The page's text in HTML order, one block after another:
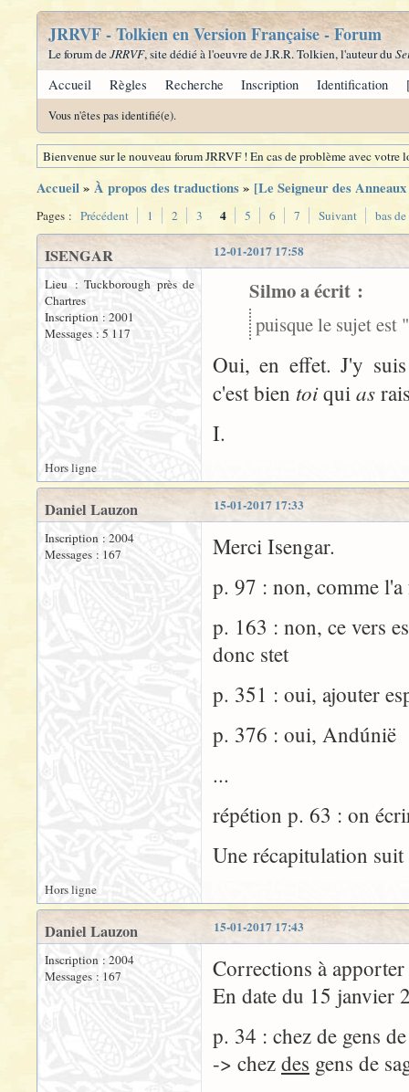
JRRVF - Tolkien en Version Française - Forum
Le forum deJRRVF, site dédié à l'oeuvre de J.R.R. Tolkien, l'auteur du
Accueil Règles Recherche Inscription Identification
Vous n'êtes pas identifié(e).
Bienvenue sur le nouveau forum JRRVF ! En cas de problème avec
Accueil» À propos des traductions» [Le Seigneur des
Pages : Précédent 1 2 3 4 5 6 7 Suivant bas
12-01-2017 17:58
ISENGAR
Lieu : Tuckborough près de
Chartres
Inscription : 2001
Messages : 5 117
Silmo a écrit :
puisque le sujet est
Oui, en effet. J'y suis
c'est bien toiqui as
I.
Hors ligne
15-01-2017 17:33
Daniel Lauzon
Inscription : 2004
Messages : 167
Merci Isengar.
p. 97 : non, comme
p. 163 : non, ce vers
donc stet
p. 351 : oui, ajouter
p. 376 : oui, Andúnië
...
répétion p. 63 : on
Une récapitulation
Hors ligne
15-01-2017 17:43
Daniel Lauzon
Inscription : 2004
Messages : 167
Corrections à
En date du 15 janvier
p. 34 : chez de gens
-> chez des gens de